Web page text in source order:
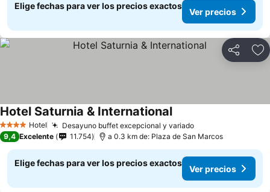
Elige fechas para ver los precios exactos
Ver precios
Compartir
4 EstrellasHotel Desayuno buffet excepcional y variado
Hotel Saturnia & International
9,4 Excelente 11.754 a 0.3 km de: Plaza de San Marcos
Elige fechas para ver los precios exactos
Ver precios